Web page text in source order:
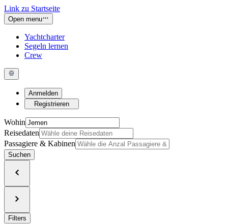
Link zu Startseite
Open menu
Yachtcharter
Segeln lernen
Crew
Anmelden
Registrieren
Wohin
Reisedaten
Passagiere & Kabinen
Suchen
Filters